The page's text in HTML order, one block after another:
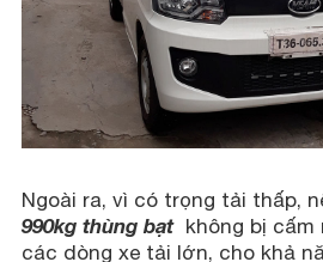
Ngoài ra, vì có trọng tải thấp,
990kg thùng bạt không bị cấm
các dòng xe tải lớn, cho khả